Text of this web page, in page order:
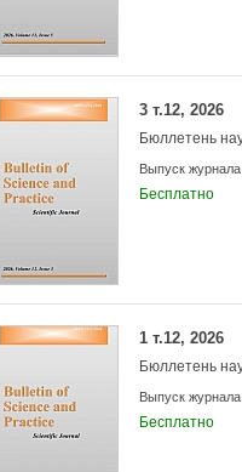
3 т.12, 2026
Бюллетень
Выпуск журнала
Бесплатно
1 т.12, 2026
Бюллетень
Выпуск журнала
Бесплатно